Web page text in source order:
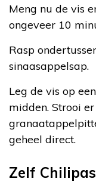
Meng nu de vis
ongeveer 10
Rasp
sinaasappelsap.
Leg de vis op
midden. Strooi
geheel direct.
Zelf